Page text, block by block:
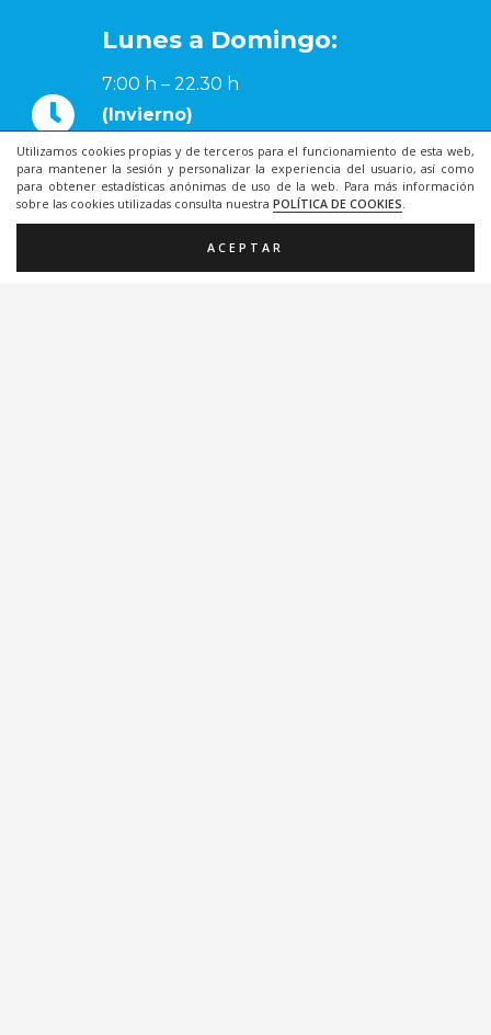
Utilizamos cookies propias y de terceros para el funcionamiento de esta web,
para mantener la sesión y personalizar la experiencia del usuario, así como
para obtener estadísticas anónimas de uso de la web. Para más información
sobre las cookies utilizadas consulta nuestra POLÍTICA DE COOKIES.
ACEPTAR
Lunes a Domingo:
7:00 h – 22.30 h
(Invierno)
7:30 h – 23.00 h
(Verano)
968907050